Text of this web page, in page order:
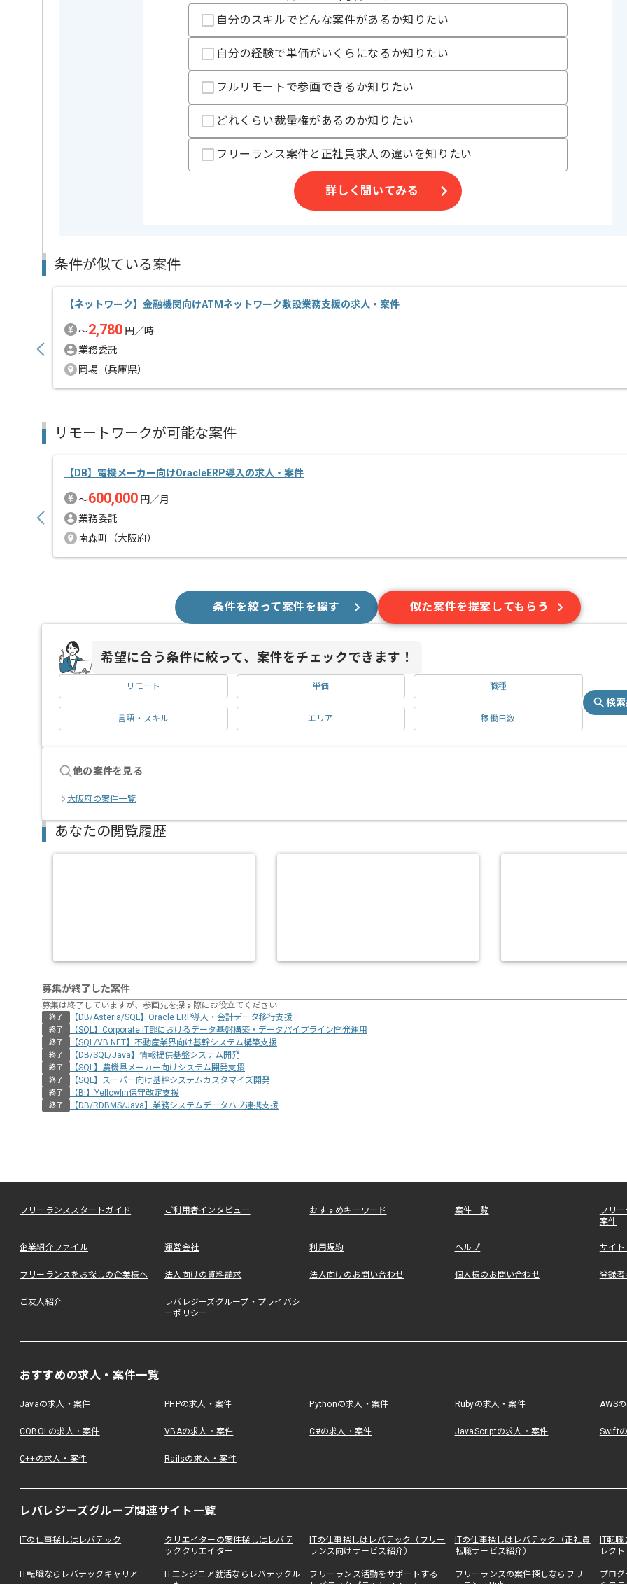
自分のスキルでどんな案件があるか知りたい
自分の経験で単価がいくらになるか知りたい
フルリモートで参画できるか知りたい
どれくらい裁量権があるのか知りたい
フリーランス案件と正社員求人の違いを知りたい
詳しく聞いてみる
条件が似ている案件
【ネットワーク】金融機関向けATMネットワーク敷設業務支援の求人・案件
〜2,780 円／時
業務委託
岡場（兵庫県）
リモートワークが可能な案件
【DB】電機メーカー向けOracleERP導入の求人・案件
〜600,000 円／月
業務委託
南森町（大阪府）
条件を絞って案件を探す 似た案件を提案してもらう
希望に合う条件に絞って、案件をチェックできます！
リモート 単価 職種
言語・スキル エリア 稼働日数
検
他の案件を見る
大阪府の案件一覧
あなたの閲覧履歴
募集が終了した案件
募集は終了していますが、参画先を探す際にお役立てください
終了 【DB/Asteria/SQL】Oracle ERP導入・会計データ移行支援
終了 【SQL】Corporate IT部におけるデータ基盤構築・データパイプライン開発運用
終了 【SQL/VB.NET】不動産業界向け基幹システム構築支援
終了 【DB/SQL/Java】情報提供基盤システム開発
終了 【SQL】農機具メーカー向けシステム開発支援
終了 【SQL】スーパー向け基幹システムカスタマイズ開発
終了 【BI】Yellowfin保守改定支援
終了 【DB/RDBMS/Java】業務システムデータハブ連携支援
フリーランススタートガイド ご利用者インタビュー おすすめキーワード 案件一覧
フリ
案件
企業紹介ファイル 運営会社 利用規約 ヘルプ サイ
フリーランスをお探しの企業様へ 法人向けの資料請求 法人向けのお問い合わせ 個人様のお問い合わせ 登録者
ご友人紹介
レバレジーズグループ・プライバシ
ーポリシー
おすすめの求人・案件一覧
Javaの求人・案件 PHPの求人・案件 Pythonの求人・案件 Rubyの求人・案件 AWS
COBOLの求人・案件 VBAの求人・案件 C#の求人・案件 JavaScriptの求人・案件 Swift
C++の求人・案件 Railsの求人・案件
レバレジーズグループ関連サイト一覧
ITの仕事探しはレバテック
クリエイターの案件探しはレバテ
ッククリエイター
ITの仕事探しはレバテック（フリー
ランス向けサービス紹介）
ITの仕事探しはレバテック（正社員
転職サービス紹介）
IT転
レクト
IT転職ならレバテックキャリア
ITエンジニア就活ならレバテックル
フリーランス活動をサポートする
フリーランスの案件探しならフリ
プロ